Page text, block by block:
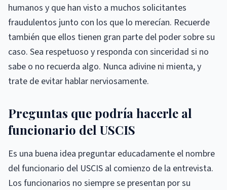
humanos y que han visto a muchos solicitantes
fraudulentos junto con los que lo merecían. Recuerde
también que ellos tienen gran parte del poder sobre su
caso. Sea respetuoso y responda con sinceridad si no
sabe o no recuerda algo. Nunca adivine ni mienta, y
trate de evitar hablar nerviosamente.
Preguntas que podría hacerle al
funcionario del USCIS
Es una buena idea preguntar educadamente el nombre
del funcionario del USCIS al comienzo de la entrevista.
Los funcionarios no siempre se presentan por su